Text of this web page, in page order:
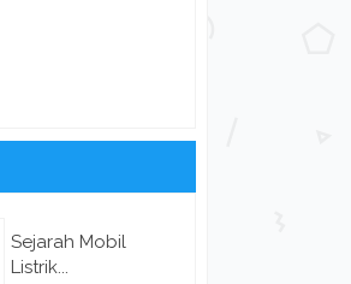
Sejarah Mobil
Listrik...